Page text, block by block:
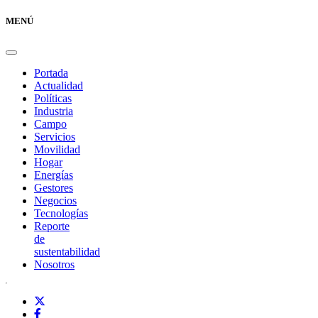
MENÚ
Portada
Actualidad
Políticas
Industria
Campo
Servicios
Movilidad
Hogar
Energías
Gestores
Negocios
Tecnologías
Reporte
de
sustentabilidad
Nosotros